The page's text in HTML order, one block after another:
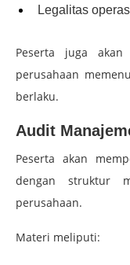
Legalitas
Peserta juga akan
perusahaan
berlaku.
Audit
Peserta akan
dengan struktur
perusahaan.
Materi meliputi: